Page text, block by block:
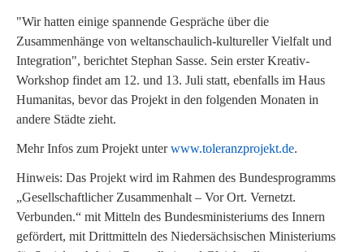
"Wir hatten einige spannende Gespräche über die
Zusammenhänge von weltanschaulich-kultureller Vielfalt und
Integration", berichtet Stephan Sasse. Sein erster Kreativ-
Workshop findet am 12. und 13. Juli statt, ebenfalls im Haus
Humanitas, bevor das Projekt in den folgenden Monaten in
andere Städte zieht.
Mehr Infos zum Projekt unterwww.toleranzprojekt.de.
Hinweis: Das Projekt wird im Rahmen des Bundesprogramms
„Gesellschaftlicher Zusammenhalt – Vor Ort. Vernetzt.
Verbunden.“ mit Mitteln des Bundesministeriums des Innern
gefördert, mit Drittmitteln des Niedersächsischen Ministeriums